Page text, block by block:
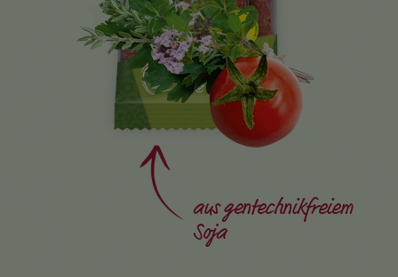
aus gentechnikfreiem
Soja